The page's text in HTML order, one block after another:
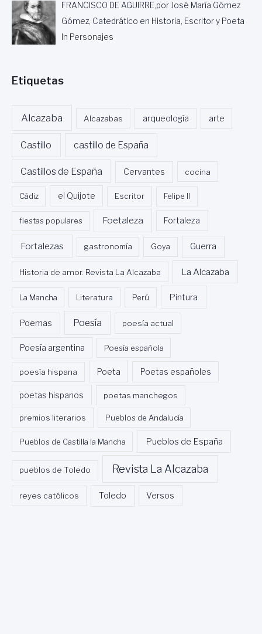
FRANCISCO DE AGUIRRE,por José María Gómez
Gómez, Catedrático en Historia, Escritor y Poeta
In Personajes
Etiquetas
Alcazaba Alcazabas arqueología arte
Castillo castillo de España
Castillos de España Cervantes cocina
Cádiz el Quijote Escritor Felipe II
fiestas populares Foetaleza Fortaleza
Fortalezas gastronomía Goya Guerra
Historia de amor. Revista La Alcazaba La Alcazaba
La Mancha Literatura Perú Pintura
Poemas Poesía poesía actual
Poesía argentina Poesía española
poesía hispana Poeta Poetas españoles
poetas hispanos poetas manchegos
premios literarios Pueblos de Andalucía
Pueblos de Castilla la Mancha Pueblos de España
pueblos de Toledo Revista La Alcazaba
reyes católicos Toledo Versos